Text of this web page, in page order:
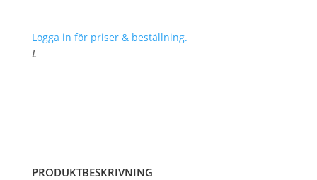
Logga in för priser & beställning.
L
PRODUKTBESKRIVNING